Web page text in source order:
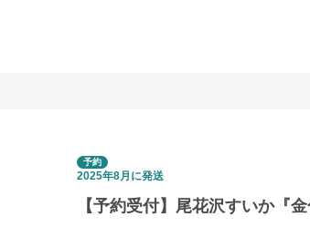
予約
2025年8月に発送
【予約受付】尾花沢すいか『